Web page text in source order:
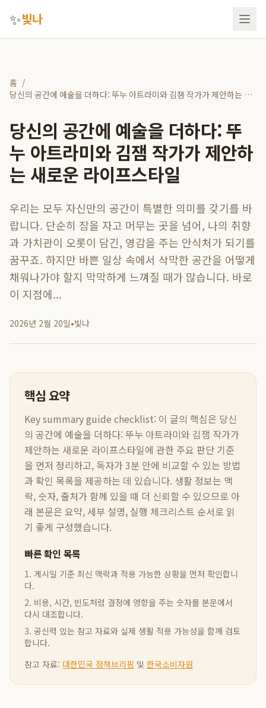
✨빛나
홈 /
당신의 공간에 예술을 더하다: 뚜누 아트라미와 김잼 작가가 제안하는 새
당신의 공간에 예술을 더하다: 뚜
누 아트라미와 김잼 작가가 제안하
는 새로운 라이프스타일
우리는 모두 자신만의 공간이 특별한 의미를 갖기를 바
랍니다. 단순히 잠을 자고 머무는 곳을 넘어, 나의 취향
과 가치관이 오롯이 담긴, 영감을 주는 안식처가 되기를
꿈꾸죠. 하지만 바쁜 일상 속에서 삭막한 공간을 어떻게
채워나가야 할지 막막하게 느껴질 때가 많습니다. 바로
이 지점에...
2026년 2월 20일•빛나
핵심 요약
Key summary guide checklist: 이 글의 핵심은 당신
의 공간에 예술을 더하다: 뚜누 아트라미와 김잼 작가가
제안하는 새로운 라이프스타일에 관한 주요 판단 기준
을 먼저 정리하고, 독자가 3분 안에 비교할 수 있는 방법
과 확인 목록을 제공하는 데 있습니다. 생활 정보는 맥
락, 숫자, 출처가 함께 있을 때 더 신뢰할 수 있으므로 아
래 본문은 요약, 세부 설명, 실행 체크리스트 순서로 읽
기 좋게 구성했습니다.
빠른 확인 목록
1. 게시일 기준 최신 맥락과 적용 가능한 상황을 먼저 확인합니
다.
2. 비용, 시간, 빈도처럼 결정에 영향을 주는 숫자를 본문에서
다시 대조합니다.
3. 공신력 있는 참고 자료와 실제 생활 적용 가능성을 함께 검토
합니다.
참고 자료: 대한민국 정책브리핑 및 한국소비자원